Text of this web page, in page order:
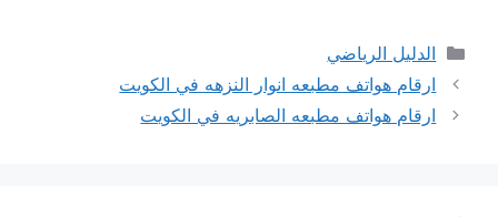
التصنيفات
الدليل الرياضي
ارقام هواتف مطبعه انوار النزهه في الكويت
ارقام هواتف مطبعه الصابريه في الكويت